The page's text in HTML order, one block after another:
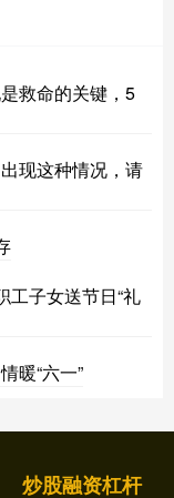
救命的关键，5
现这种情况，请
工子女送节日“礼
暖“六一”
炒股融资杠杆